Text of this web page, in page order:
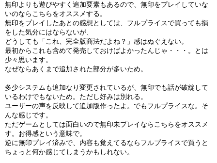
無印よりも遊びやすく追加要素もあるので、無印をプレイしていな
いのならこちらをオススメする。
無印をプレイしたあとの感想としては、フルプライスで買っても損
をした気分にはならないが、
どうしても「これ、完全版商法だよね？」感はぬぐえない。
最初からこれも含めて発売しておけばよかったんじゃ・・・。とは
少々思います。
なぜならあくまで追加された部分が多いため。
多少システムも追加なり変更されているが、無印でも話が破綻して
いるわけでもないため。ただし好みは別れる。
ユーザーの声を反映して追加版作ったよ。でもフルプライスな。そ
んな感じです。
ただゲームとしては面白いので無印未プレイならこちらをオススメ
す。お得感という意味で。
逆に無印プレイ済みで、内容も覚えてるならフルプライスで買うと
ちょっと何か感じてしまうかもしれない。